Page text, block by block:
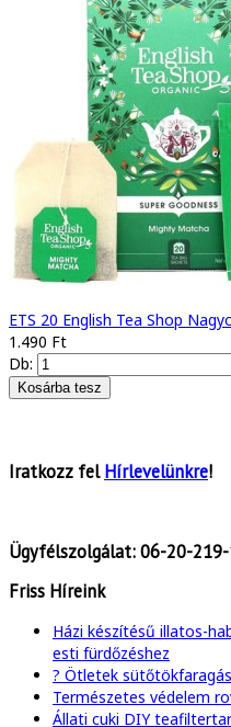
ETS 20 English Tea Shop
1.490 Ft
Db:
Iratkozz felHírlevelünkre!
Ügyfélszolgálat:06-20-
Friss Híreink
Házi készítésű illatos-
esti fürdőzéshez
? Ötletek
Természetes védelem
Állati cuki DIY